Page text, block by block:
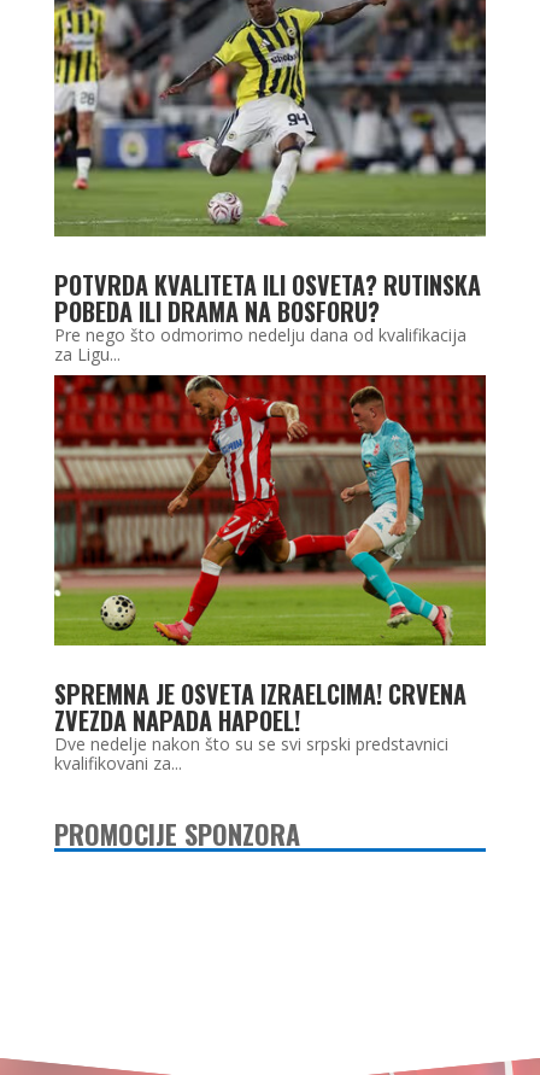
POTVRDA KVALITETA ILI OSVETA? RUTINSKA
POBEDA ILI DRAMA NA BOSFORU?
Pre nego što odmorimo nedelju dana od kvalifikacija
za Ligu...
SPREMNA JE OSVETA IZRAELCIMA! CRVENA
ZVEZDA NAPADA HAPOEL!
Dve nedelje nakon što su se svi srpski predstavnici
kvalifikovani za...
PROMOCIJE SPONZORA